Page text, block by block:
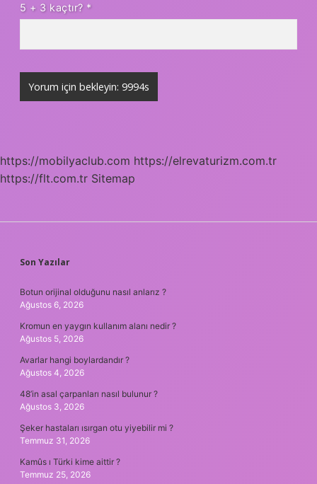
5 + 3 kaçtır? *
https://mobilyaclub.com https://elrevaturizm.com.tr
https://flt.com.tr Sitemap
SIDEBAR
Son Yazılar
Botun orijinal olduğunu nasıl anlarız ?
Ağustos 6, 2026
Kromun en yaygın kullanım alanı nedir ?
Ağustos 5, 2026
Avarlar hangi boylardandır ?
Ağustos 4, 2026
48’in asal çarpanları nasıl bulunur ?
Ağustos 3, 2026
Şeker hastaları ısırgan otu yiyebilir mi ?
Temmuz 31, 2026
Kamûs ı Türki kime aittir ?
Temmuz 25, 2026